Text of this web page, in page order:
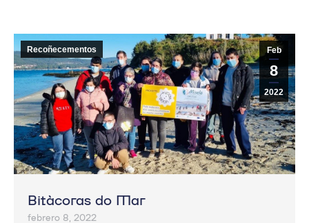
Feb
8
2022
Recoñecementos
Bitácoras do Mar
febrero 8, 2022